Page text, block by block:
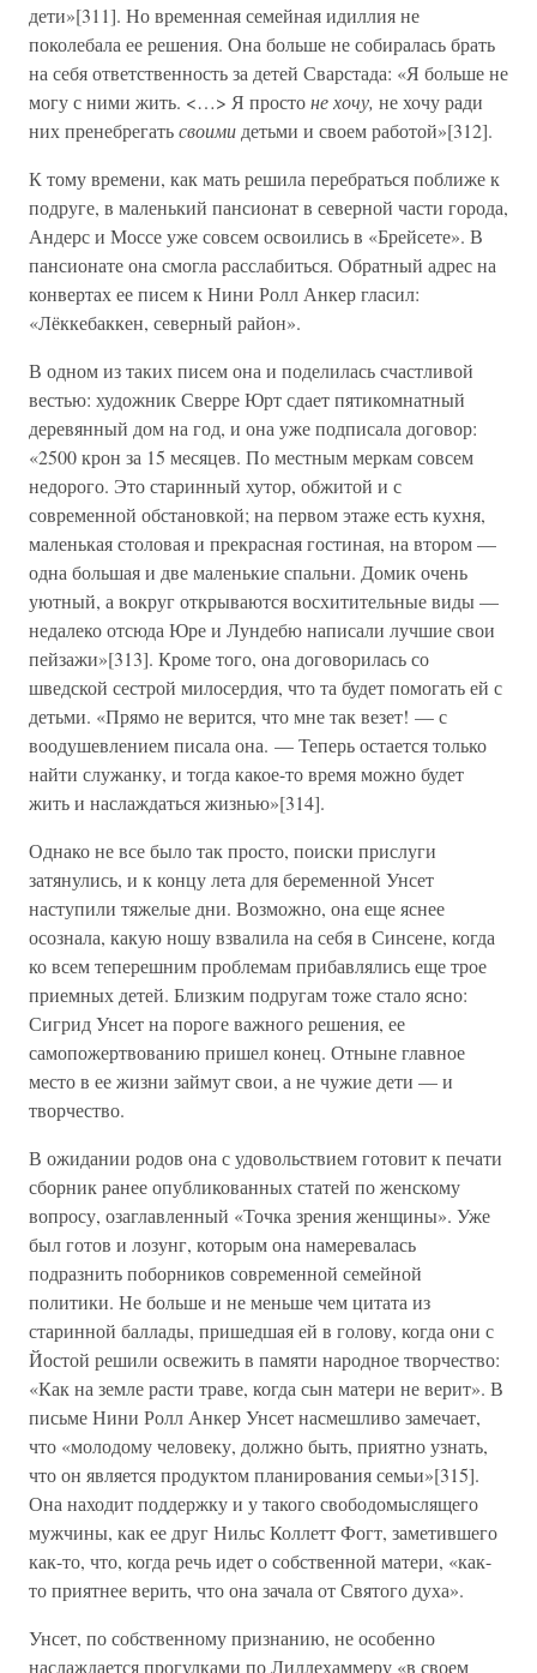
дети»[311]. Но временная семейная идиллия не
поколебала ее решения. Она больше не собиралась брать
на себя ответственность за детей Сварстада: «Я больше не
могу с ними жить. <…> Я простоне хочу, не хочу ради
них пренебрегатьсвоими детьми и своем работой»[312].
К тому времени, как мать решила перебраться поближе к
подруге, в маленький пансионат в северной части города,
Андерс и Моссе уже совсем освоились в «Брейсете». В
пансионате она смогла расслабиться. Обратный адрес на
конвертах ее писем к Нини Ролл Анкер гласил:
«Лёккебаккен, северный район».
В одном из таких писем она и поделилась счастливой
вестью: художник Сверре Юрт сдает пятикомнатный
деревянный дом на год, и она уже подписала договор:
«2500 крон за 15 месяцев. По местным меркам совсем
недорого. Это старинный хутор, обжитой и с
современной обстановкой; на первом этаже есть кухня,
маленькая столовая и прекрасная гостиная, на втором —
одна большая и две маленькие спальни. Домик очень
уютный, а вокруг открываются восхитительные виды —
недалеко отсюда Юре и Лундебю написали лучшие свои
пейзажи»[313]. Кроме того, она договорилась со
шведской сестрой милосердия, что та будет помогать ей с
детьми. «Прямо не верится, что мне так везет! — с
воодушевлением писала она. — Теперь остается только
найти служанку, и тогда какое-то время можно будет
жить и наслаждаться жизнью»[314].
Однако не все было так просто, поиски прислуги
затянулись, и к концу лета для беременной Унсет
наступили тяжелые дни. Возможно, она еще яснее
осознала, какую ношу взвалила на себя в Синсене, когда
ко всем теперешним проблемам прибавлялись еще трое
приемных детей. Близким подругам тоже стало ясно:
Сигрид Унсет на пороге важного решения, ее
самопожертвованию пришел конец. Отныне главное
место в ее жизни займут свои, а не чужие дети — и
творчество.
В ожидании родов она с удовольствием готовит к печати
сборник ранее опубликованных статей по женскому
вопросу, озаглавленный «Точка зрения женщины». Уже
был готов и лозунг, которым она намеревалась
подразнить поборников современной семейной
политики. Не больше и не меньше чем цитата из
старинной баллады, пришедшая ей в голову, когда они с
Йостой решили освежить в памяти народное творчество:
«Как на земле расти траве, когда сын матери не верит». В
письме Нини Ролл Анкер Унсет насмешливо замечает,
что «молодому человеку, должно быть, приятно узнать,
что он является продуктом планирования семьи»[315].
Она находит поддержку и у такого свободомыслящего
мужчины, как ее друг Нильс Коллетт Фогт, заметившего
как-то, что, когда речь идет о собственной матери, «как-
то приятнее верить, что она зачала от Святого духа».
Унсет, по собственному признанию, не особенно
наслаждается прогулками по Лиллехаммеру «в своем